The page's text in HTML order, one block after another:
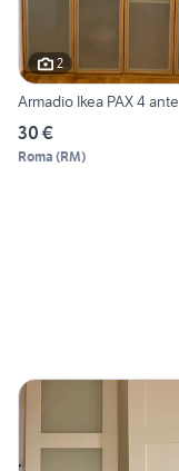
2
Armadio Ikea PAX 4 ante
30 €
Roma (RM)